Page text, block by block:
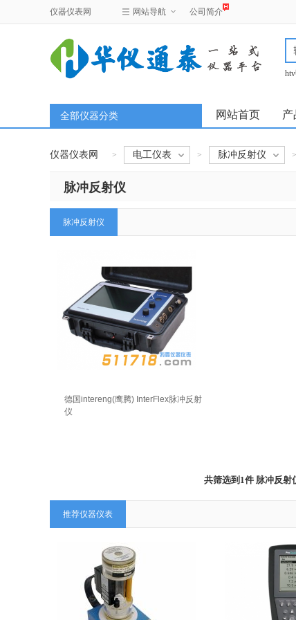
仪器仪表网 网站导航 公司简介
网站首页 产
全部仪器分类
仪器仪表网 > 电工仪表 > 脉冲反射仪 >
脉冲反射仪
脉冲反射仪
德国intereng(鹰腾) InterFlex脉冲反射
仪
共筛选到1件 脉冲反射
推荐仪器仪表